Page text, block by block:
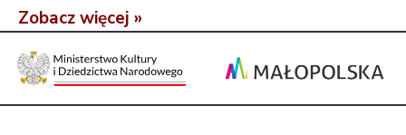
Zobacz więcej »